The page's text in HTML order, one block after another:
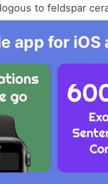
to feldspar
app for